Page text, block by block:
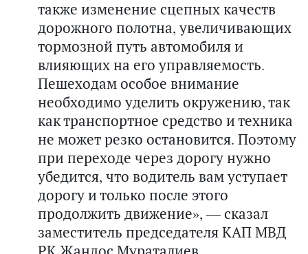
также изменение сцепных качеств
дорожного полотна, увеличивающих
тормозной путь автомобиля и
влияющих на его управляемость.
Пешеходам особое внимание
необходимо уделить окружению, так
как транспортное средство и техника
не может резко остановится. Поэтому
при переходе через дорогу нужно
убедится, что водитель вам уступает
дорогу и только после этого
продолжить движение», — сказал
заместитель председателя КАП МВД